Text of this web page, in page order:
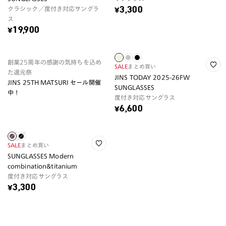
クラシック／度付き対応サングラ
ス
¥19,900
¥3,300
創業25周年の感謝の気持ちを込め
た還元祭
JINS 25TH MATSURI セール開催
中！
SALEまとめ買い
JINS TODAY 2025-26FW
SUNGLASSES
度付き対応サングラス
¥6,600
SALEまとめ買い
SUNGLASSES Modern
combination&titanium
度付き対応サングラス
¥3,300